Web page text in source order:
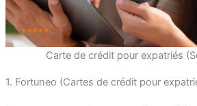
Carte de crédit pour expatriés
1. Fortuneo (Cartes de crédit pour